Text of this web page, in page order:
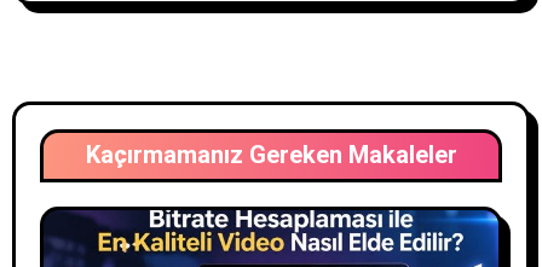
Kaçırmamanız Gereken Makaleler